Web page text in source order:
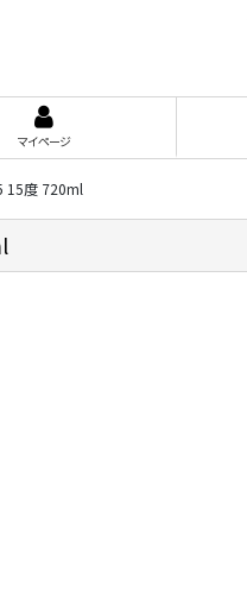
マイページ
15度 720ml